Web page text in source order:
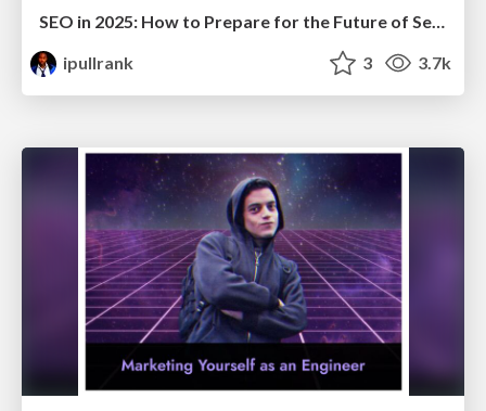
SEO in 2025: How to Prepare for the Future of Search
ipullrank
3 3.7k